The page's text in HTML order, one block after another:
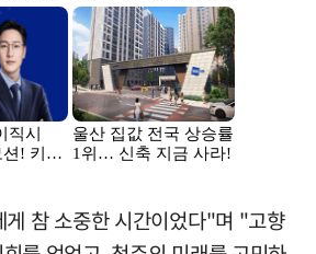
참 소중한 시간이었다"며 "고향